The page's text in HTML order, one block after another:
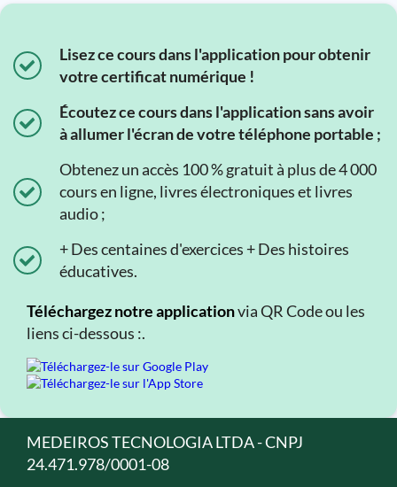
Lisez ce cours dans l'application pour obtenir
votre certificat numérique !
Écoutez ce cours dans l'application sans avoir
à allumer l'écran de votre téléphone portable ;
Obtenez un accès 100 % gratuit à plus de 4 000
cours en ligne, livres électroniques et livres
audio ;
+ Des centaines d'exercices + Des histoires
éducatives.
Téléchargez notre applicationvia QR Code ou les
liens ci-dessous :.
MEDEIROS TECNOLOGIA LTDA - CNPJ
24.471.978/0001-08